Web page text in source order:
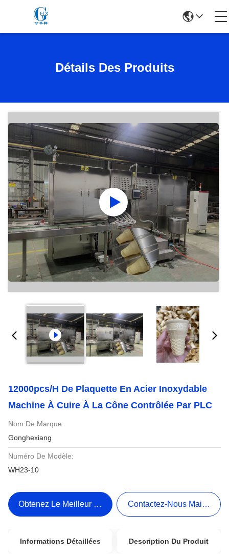
Détails Des Produits
12000pcs/h De Plaquette En Acier Inoxydable
Machine À Cuire À La Cône Contrôlée Par PLC
Nom De Marque:
Gonghexiang
Numéro De Modèle:
WH23-10
Obtenez Le Meilleur Prix Contactez-Nous Maintenant
Informations Détaillées Description Du Produit